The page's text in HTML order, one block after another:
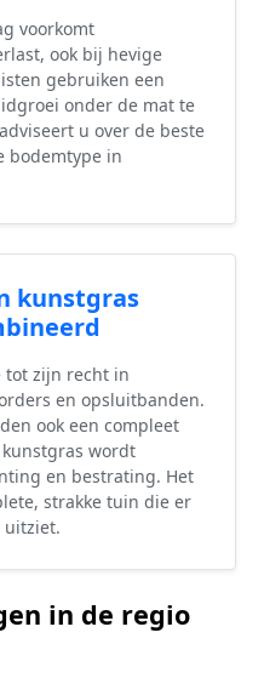
voorkomt
ook bij hevige
gebruiken een
onder de mat te
u over de beste
bodemtype in
kunstgras
tot zijn recht in
en opsluitbanden.
ook een compleet
wordt
en bestrating. Het
strakke tuin die er
uitziet.
in de regio